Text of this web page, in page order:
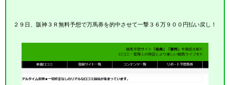
２９日、阪神３Ｒ無料予想で万馬券を的中させて一撃３６万９００円払い戻し！